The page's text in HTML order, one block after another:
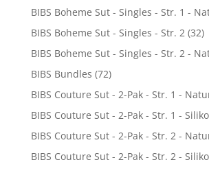
BIBS Boheme Sut - Singles - Str. 1 -
BIBS Boheme Sut - Singles - Str. 2 (32)
BIBS Boheme Sut - Singles - Str. 2 -
BIBS Bundles (72)
BIBS Couture Sut - 2-Pak - Str. 1 -
BIBS Couture Sut - 2-Pak - Str. 1 -
BIBS Couture Sut - 2-Pak - Str. 2 -
BIBS Couture Sut - 2-Pak - Str. 2 -